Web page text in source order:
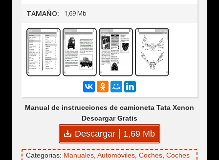
TAMAÑO: 1,69 Mb
Manual de instrucciones de camioneta Tata Xenon
Descargar Gratis
Descargar 1,69 Mb
Categorias: Manuales, Automóviles, Coches, Coches